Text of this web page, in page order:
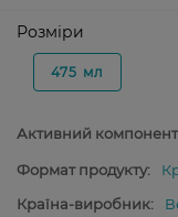
Розміри
475 мл
Активний
Формат продукту:
Країна-виробник: